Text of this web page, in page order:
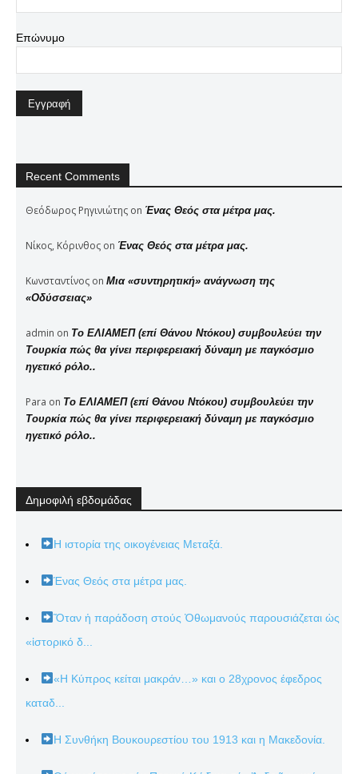
Επώνυμο
Recent Comments
Θεόδωρος Ρηγινιώτης on Ένας Θεός στα μέτρα μας.
Νίκος, Κόρινθος on Ένας Θεός στα μέτρα μας.
Κωνσταντίνος on Μια «συντηρητική» ανάγνωση της
«Οδύσσειας»
admin on Το ΕΛΙΑΜΕΠ (επί Θάνου Ντόκου) συμβουλεύει την
Τουρκία πώς θα γίνει περιφερειακή δύναμη με παγκόσμιο
ηγετικό ρόλο..
Para on Το ΕΛΙΑΜΕΠ (επί Θάνου Ντόκου) συμβουλεύει την
Τουρκία πώς θα γίνει περιφερειακή δύναμη με παγκόσμιο
ηγετικό ρόλο..
Δημοφιλή εβδομάδας
Η ιστορία της οικογένειας Μεταξά.
Ένας Θεός στα μέτρα μας.
Ὅταν ἡ παράδοση στούς Ὀθωμανούς παρουσιάζεται ὡς
«ἱστορικό δ...
«Η Κύπρος κείται μακράν…» και ο 28χρονος έφεδρος
καταδ...
Η Συνθήκη Βουκουρεστίου του 1913 και η Μακεδονία.